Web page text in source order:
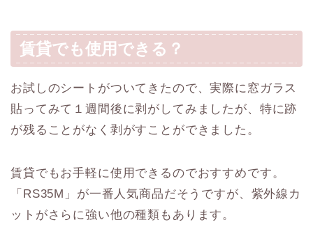
賃貸でも使用できる？
お試しのシートがついてきたので、実際に窓ガラス
貼ってみて１週間後に剥がしてみましたが、特に跡
が残ることがなく剥がすことができました。
賃貸でもお手軽に使用できるのでおすすめです。
「RS35M」が一番人気商品だそうですが、紫外線カ
ットがさらに強い他の種類もあります。